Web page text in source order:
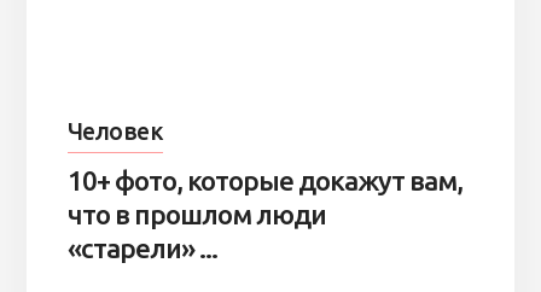
Человек
10+ фото, которые докажут вам,
что в прошлом люди
«старели» ...